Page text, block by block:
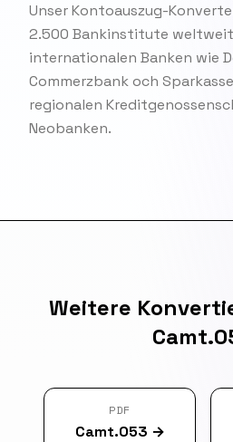
Unser Kontoauszug-
2.500 Bankinstitute
internationalen Banken wie
Commerzbank och
regionalen
Neobanken.
Weitere
PDF
Camt.053 →